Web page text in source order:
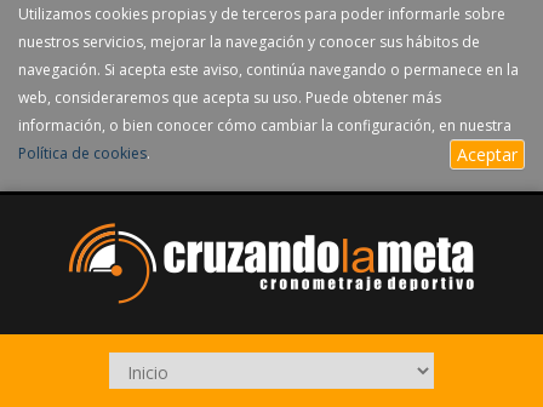
Utilizamos cookies propias y de terceros para poder informarle sobre
nuestros servicios, mejorar la navegación y conocer sus hábitos de
navegación. Si acepta este aviso, continúa navegando o permanece en la
web, consideraremos que acepta su uso. Puede obtener más
información, o bien conocer cómo cambiar la configuración, en nuestra
Política de cookies. Aceptar